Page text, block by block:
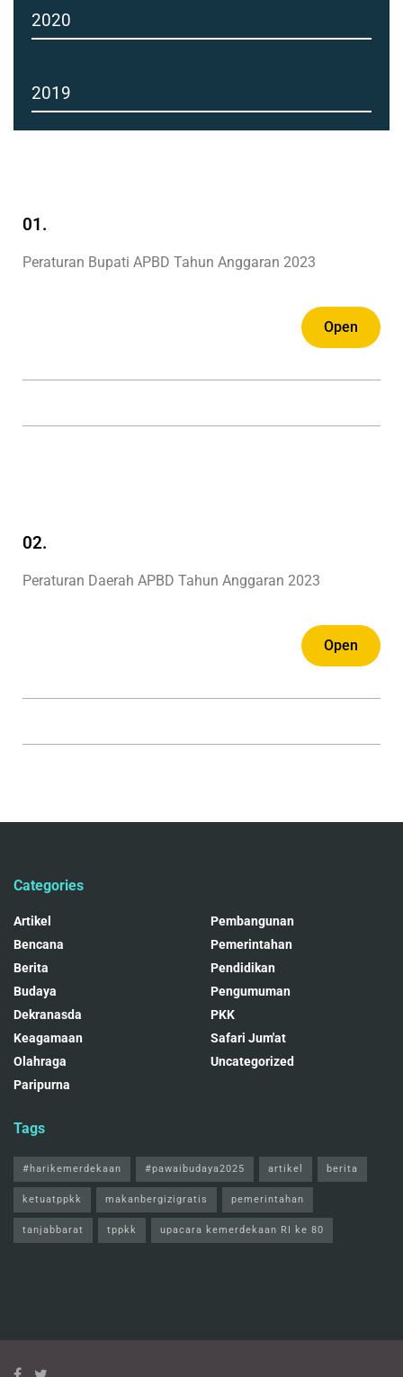
2020
2019
01.
Peraturan Bupati APBD Tahun Anggaran 2023
Open
02.
Peraturan Daerah APBD Tahun Anggaran 2023
Open
Categories
Artikel
Bencana
Berita
Budaya
Dekranasda
Keagamaan
Olahraga
Paripurna
Pembangunan
Pemerintahan
Pendidikan
Pengumuman
PKK
Safari Jum'at
Uncategorized
Tags
#harikemerdekaan #pawaibudaya2025 artikel berita
ketuatppkk makanbergizigratis pemerintahan
tanjabbarat tppkk upacara kemerdekaan RI ke 80